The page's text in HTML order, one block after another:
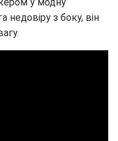
недовіру з боку, він